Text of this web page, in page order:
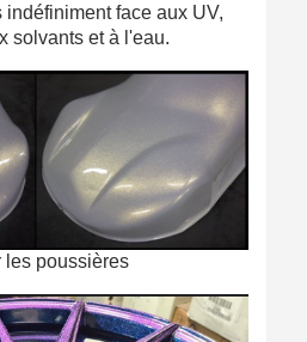
indéfiniment face aux UV,
solvants et à l'eau.
les poussières